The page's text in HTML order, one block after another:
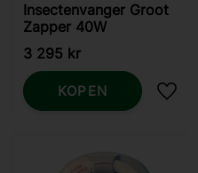
Insectenvanger Groot
Zapper 40W
3 295 kr
KOPEN